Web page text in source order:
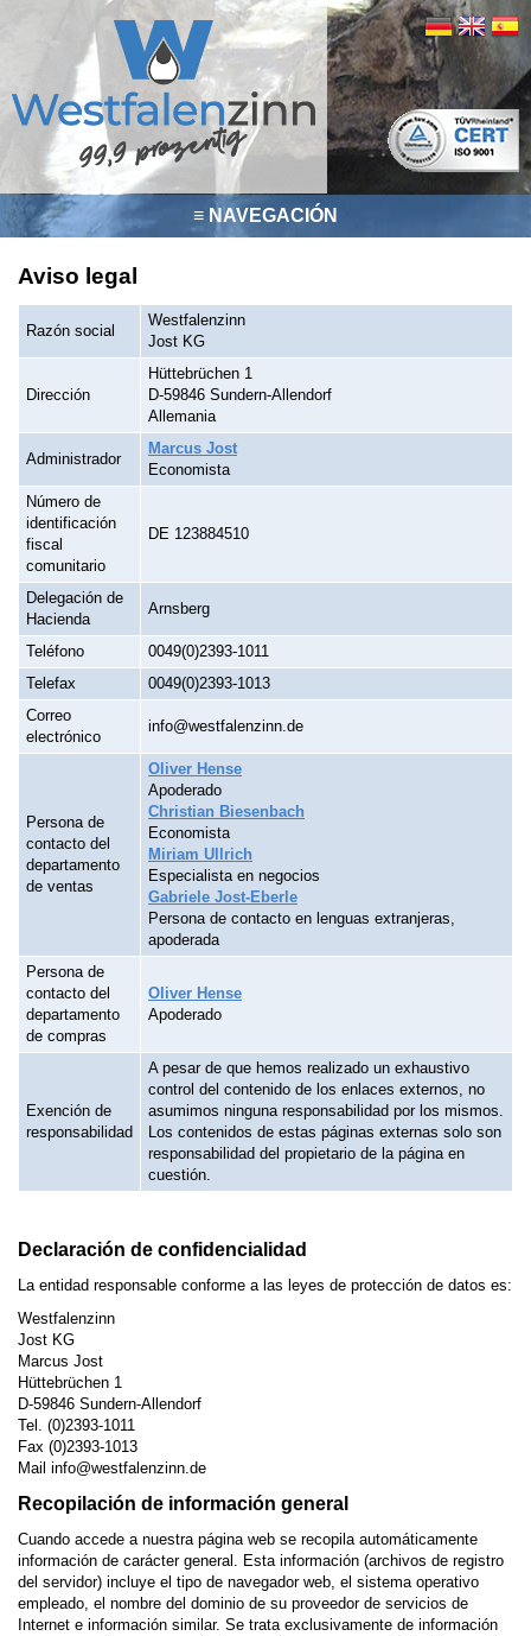
≡ NAVEGACIÓN
Aviso legal
Razón social
Westfalenzinn
Jost KG
Dirección
Hüttebrüchen 1
D-59846 Sundern-Allendorf
Allemania
Administrador
Marcus Jost
Economista
Número de
identificación
fiscal
comunitario
DE 123884510
Delegación de
Hacienda
Arnsberg
Teléfono
0049(0)2393-1011
Telefax
0049(0)2393-1013
Correo
electrónico
info@westfalenzinn.de
Persona de
contacto del
departamento
de ventas
Oliver Hense
Apoderado
Christian Biesenbach
Economista
Miriam Ullrich
Especialista en negocios
Gabriele Jost-Eberle
Persona de contacto en lenguas extranjeras,
apoderada
Persona de
contacto del
departamento
de compras
Oliver Hense
Apoderado
Exención de
responsabilidad
A pesar de que hemos realizado un exhaustivo
control del contenido de los enlaces externos, no
asumimos ninguna responsabilidad por los mismos.
Los contenidos de estas páginas externas solo son
responsabilidad del propietario de la página en
cuestión.
Declaración de confidencialidad
La entidad responsable conforme a las leyes de protección de datos es:
Westfalenzinn
Jost KG
Marcus Jost
Hüttebrüchen 1
D-59846 Sundern-Allendorf
Tel. (0)2393-1011
Fax (0)2393-1013
Mail info@westfalenzinn.de
Recopilación de información general
Cuando accede a nuestra página web se recopila automáticamente
información de carácter general. Esta información (archivos de registro
del servidor) incluye el tipo de navegador web, el sistema operativo
empleado, el nombre del dominio de su proveedor de servicios de
Internet e información similar. Se trata exclusivamente de información